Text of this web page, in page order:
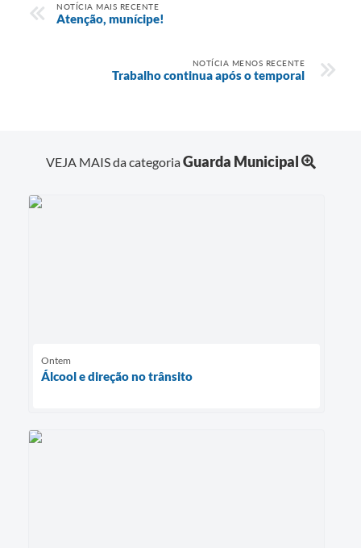
NOTÍCIA MAIS RECENTE
Atenção, munícipe!
NOTÍCIA MENOS RECENTE
Trabalho continua após o temporal
VEJA MAIS da categoriaGuarda Municipal
Ontem
Álcool e direção no trânsito